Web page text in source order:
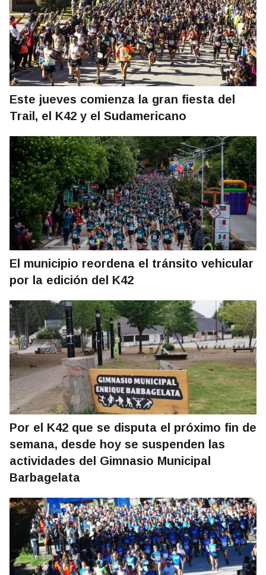
Este jueves comienza la gran fiesta del
Trail, el K42 y el Sudamericano
El municipio reordena el tránsito vehicular
por la edición del K42
Por el K42 que se disputa el próximo fin de
semana, desde hoy se suspenden las
actividades del Gimnasio Municipal
Barbagelata